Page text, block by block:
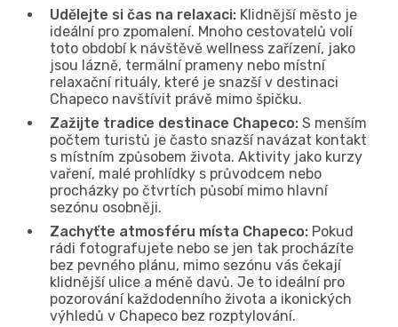
Udělejte si čas na relaxaci: Klidnější město je
ideální pro zpomalení. Mnoho cestovatelů volí
toto období k návštěvě wellness zařízení, jako
jsou lázně, termální prameny nebo místní
relaxační rituály, které je snazší v destinaci
Chapeco navštívit právě mimo špičku.
Zažijte tradice destinace Chapeco: S menším
počtem turistů je často snazší navázat kontakt
s místním způsobem života. Aktivity jako kurzy
vaření, malé prohlídky s průvodcem nebo
procházky po čtvrtích působí mimo hlavní
sezónu osobněji.
Zachyťte atmosféru místa Chapeco: Pokud
rádi fotografujete nebo se jen tak procházíte
bez pevného plánu, mimo sezónu vás čekají
klidnější ulice a méně davů. Je to ideální pro
pozorování každodenního života a ikonických
výhledů v Chapeco bez rozptylování.